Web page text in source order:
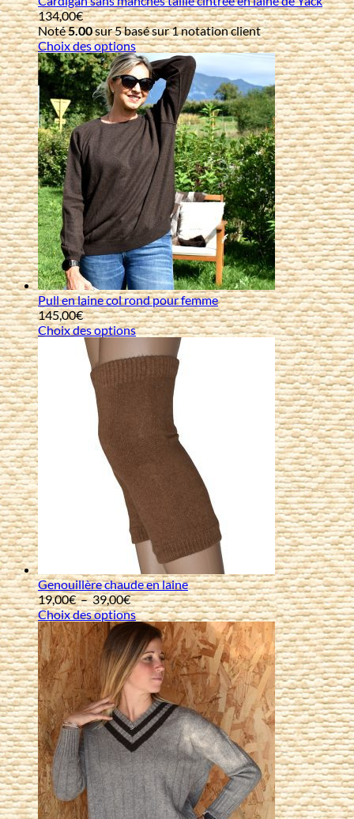
134,00€
Noté5.00sur 5 basé sur1notation client
Choix des options
Pull en laine col rond pour femme
145,00€
Choix des options
Genouillère chaude en laine
19,00€–39,00€Plage
de
prix :
19,00€
à
39,00€
Choix des options